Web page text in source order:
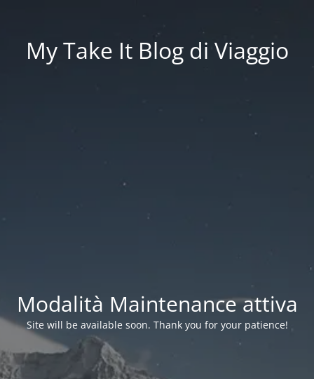
My Take It Blog di Viaggio
Modalità Maintenance attiva
Site will be available soon. Thank you for your patience!